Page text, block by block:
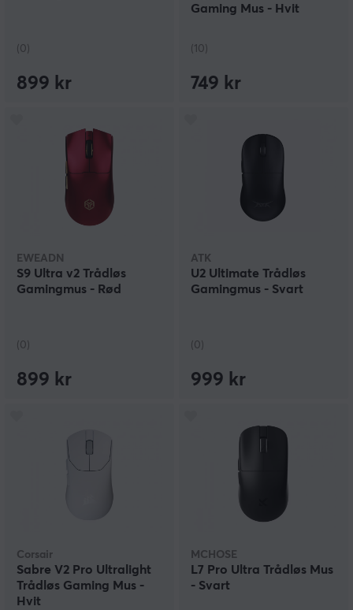
(0)
899 kr
Gaming Mus - Hvit
(10)
749 kr
EWEADN
S9 Ultra v2 Trådløs
Gamingmus - Rød
(0)
899 kr
ATK
U2 Ultimate Trådløs
Gamingmus - Svart
(0)
999 kr
Corsair
Sabre V2 Pro Ultralight
Trådløs Gaming Mus -
Hvit
MCHOSE
L7 Pro Ultra Trådløs Mus
- Svart